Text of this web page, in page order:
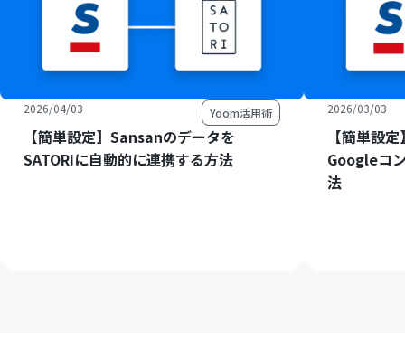
2026/04/03 Yoom活用術
【簡単設定】Sansanのデータを
SATORIに自動的に連携する方法
2026/03/03
【簡単設
Googleコ
法